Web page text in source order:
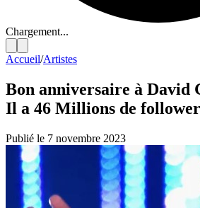
Chargement...
Accueil/Artistes
Bon anniversaire à David
Il a 46 Millions de
Publié le 7 novembre 2023